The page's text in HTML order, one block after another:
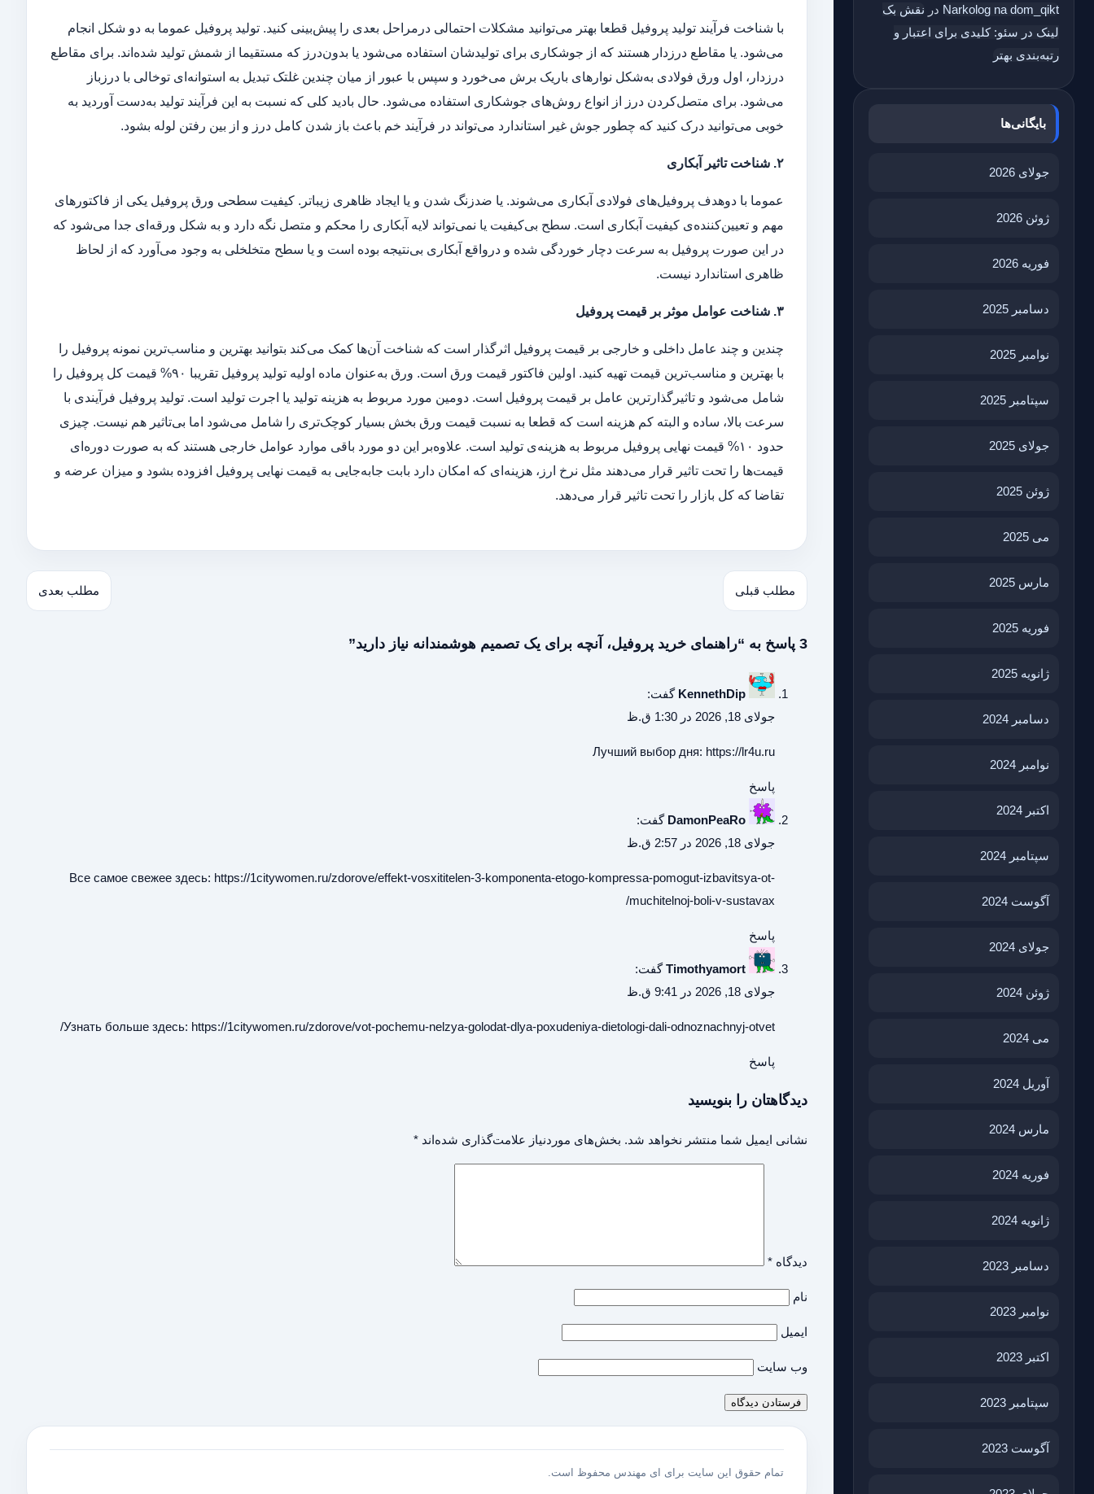
Narkolog na dom_qikt در نقش بک‌
لینک در سئو: کلیدی برای اعتبار و
رتبه‌بندی بهتر
بایگانی‌ها
جولای 2026
ژوئن 2026
فوریه 2026
دسامبر 2025
نوامبر 2025
سپتامبر 2025
جولای 2025
ژوئن 2025
می 2025
مارس 2025
فوریه 2025
ژانویه 2025
دسامبر 2024
نوامبر 2024
اکتبر 2024
سپتامبر 2024
آگوست 2024
جولای 2024
ژوئن 2024
می 2024
آوریل 2024
مارس 2024
فوریه 2024
ژانویه 2024
دسامبر 2023
نوامبر 2023
اکتبر 2023
سپتامبر 2023
آگوست 2023
با شناخت فرآیند تولید پروفیل قطعا بهتر می‌توانید مشکلات احتمالی درمراحل بعدی را پیش‌بینی کنید. تولید پروفیل عموما به دو شکل انجام
می‌شود. یا مقاطع درزدار هستند که از جوشکاری برای تولیدشان استفاده می‌شود یا بدون‌درز که مستقیما از شمش تولید شده‌اند. برای مقاطع
درزدار، اول ورق فولادی به‌شکل نوارهای باریک برش می‌خورد و سپس با عبور از میان چندین غلتک تبدیل به استوانه‌ای توخالی با درزباز
می‌شود. برای متصل‌کردن درز از انواع روش‌های جوشکاری استفاده می‌شود. حال بادید کلی که نسبت به این فرآیند تولید به‌دست آوردید به
خوبی می‌توانید درک کنید که چطور جوش غیر استاندارد می‌تواند در فرآیند خم باعث باز شدن کامل درز و از بین رفتن لوله بشود.
۲. شناخت تاثیر آبکاری
عموما با دوهدف پروفیل‌های فولادی آبکاری می‌شوند. یا ضدزنگ شدن و یا ایجاد ظاهری زیباتر. کیفیت سطحی ورق پروفیل یکی از فاکتورهای
مهم و تعیین‌کننده‌ی کیفیت آبکاری است. سطح بی‌کیفیت یا نمی‌تواند لایه آبکاری را محکم و متصل نگه دارد و به شکل ورقه‌ای جدا می‌شود که
در این صورت پروفیل به سرعت دچار خوردگی شده و درواقع آبکاری بی‌نتیجه بوده است و یا سطح متخلخلی به وجود می‌آورد که از لحاظ
ظاهری استاندارد نیست.
۳. شناخت عوامل موثر بر قیمت پروفیل
چندین و چند عامل داخلی و خارجی بر قیمت پروفیل اثرگذار است که شناخت آن‌ها کمک می‌کند بتوانید بهترین و مناسب‌ترین نمونه پروفیل را
با بهترین و مناسب‌ترین قیمت تهیه کنید. اولین فاکتور قیمت ورق است. ورق به‌عنوان ماده اولیه تولید پروفیل تقریبا ۹۰% قیمت کل پروفیل را
شامل می‌شود و تاثیرگذارترین عامل بر قیمت پروفیل است. دومین مورد مربوط به هزینه تولید یا اجرت تولید است. تولید پروفیل فرآیندی با
سرعت بالا، ساده و البته کم هزینه است که قطعا به نسبت قیمت ورق بخش بسیار کوچک‌تری را شامل می‌شود اما بی‌تاثیر هم نیست. چیزی
حدود ۱۰% قیمت نهایی پروفیل مربوط به هزینه‌ی تولید است. علاوه‌بر این دو مورد باقی موارد عوامل خارجی هستند که به صورت دوره‌ای
قیمت‌ها را تحت تاثیر قرار می‌دهند مثل نرخ ارز، هزینه‌ای که امکان دارد بابت جا‌به‌جایی به قیمت نهایی پروفیل افزوده بشود و میزان عرضه و
تقاضا که کل بازار را تحت تاثیر قرار می‌دهد.
مطلب قبلی مطلب بعدی
3 پاسخ به “راهنمای خرید پروفیل، آنچه برای یک تصمیم هوشمندانه نیاز دارید”
KennethDip گفت:
جولای 18, 2026 در 1:30 ق.ظ
Лучший выбор дня: https://lr4u.ru
پاسخ
DamonPeaRo گفت:
جولای 18, 2026 در 2:57 ق.ظ
Все самое свежее здесь: https://1citywomen.ru/zdorove/effekt-vosxititelen-3-komponenta-etogo-kompressa-pomogut-izbavitsya-ot-
muchitelnoj-boli-v-sustavax/
پاسخ
Timothyamort گفت:
جولای 18, 2026 در 9:41 ق.ظ
Узнать больше здесь: https://1citywomen.ru/zdorove/vot-pochemu-nelzya-golodat-dlya-poxudeniya-dietologi-dali-odnoznachnyj-otvet/
پاسخ
دیدگاهتان را بنویسید
نشانی ایمیل شما منتشر نخواهد شد. بخش‌های موردنیاز علامت‌گذاری شده‌اند *
دیدگاه *
نام
ایمیل
وب‌ سایت
تمام حقوق این سایت برای ای مهندس محفوظ است.